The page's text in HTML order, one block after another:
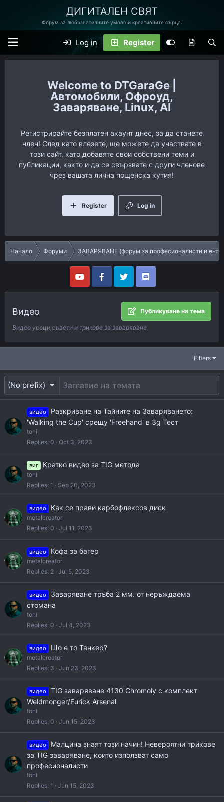
ДИГИТАЛЕН СВЯТ
Форум за любознателните умове и креативните сърца.
Log in Register
DTGaraGe |
Автомобили, Офроуд,
Заваряване, Linux, AI
Регистрирайте безплатен акаунт днес, за да станете
член! След като влезете, ще можете да участвате в
този сайт, като добавяте свои собствени теми и
публикации, както и да се свързвате с други членове
чрез вашата лична пощенска кутия!
Log in
Register
Начало Форуми ЗАВАРЯВАНЕ (форум за професионалисти и
Видео Публикуване на тема
Видео уроци,съвети и трикове за заваряване
Filters
(No prefix)
видео
Разкриване на Тайните на Заваряването:
'Walking the Cup' срещу 'Freehand' в 3g Тест
toni
Replies 0 Oct 3, 2023
виг Кратко видео за TIG метода
toni
Replies 1 Sep 20, 2023
видео Как се прави карбофлексов диск
metalcreator
Replies 0 Jul 11, 2023
видео Кофа за багер
metalcreator
Replies 2 Jul 5, 2023
видео
Заваряване тръба 2 мм. от неръждаема
стомана
toni
Replies 0 Jul 4, 2023
видео Що е то Танкер?
metalcreator
Replies 3 Jun 23, 2023
видео
TIG заваряване 4130 Chromoly с комплект
Weldmonger/Furick Arsenal
toni
Replies 0 Jun 15, 2023
видео
Малцина знаят този начин! Невероятни трикове
за TIG заваряване, които използват само
професионалисти
toni
Replies 1 Jun 15, 2023